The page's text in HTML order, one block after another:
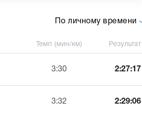
По личному времени
Темп (мин/км) Результат
3:30 2:27:17
3:32 2:29:06